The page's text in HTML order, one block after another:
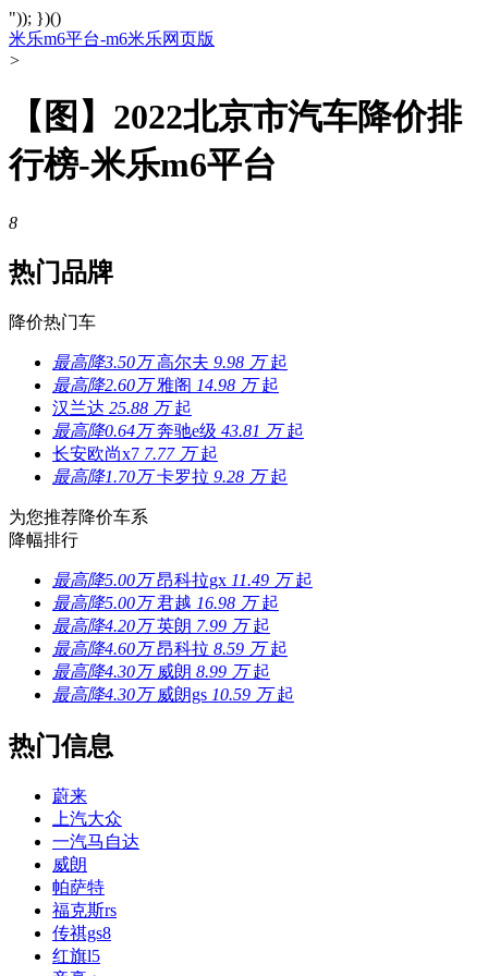
")); })()
米乐m6平台-m6米乐网页版
>
【图】2022北京市汽车降价排
行榜-米乐m6平台
8
热门品牌
降价热门车
最高降3.50万 高尔夫 9.98 万起
最高降2.60万 雅阁 14.98 万起
汉兰达 25.88 万起
最高降0.64万 奔驰e级 43.81 万起
长安欧尚x7 7.77 万起
最高降1.70万 卡罗拉 9.28 万起
为您推荐降价车系
降幅排行
最高降5.00万 昂科拉gx 11.49 万起
最高降5.00万 君越 16.98 万起
最高降4.20万 英朗 7.99 万起
最高降4.60万 昂科拉 8.59 万起
最高降4.30万 威朗 8.99 万起
最高降4.30万 威朗gs 10.59 万起
热门信息
蔚来
上汽大众
一汽马自达
威朗
帕萨特
福克斯rs
传祺gs8
红旗l5